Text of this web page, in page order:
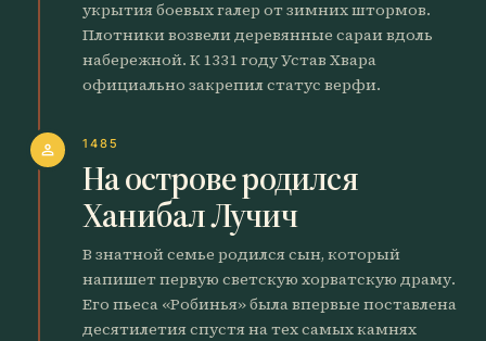
укрытия боевых галер от зимних штормов.
Плотники возвели деревянные сараи вдоль
набережной. К 1331 году Устав Хвара
официально закрепил статус верфи.
person 1485
На острове родился
Ханибал Лучич
В знатной семье родился сын, который
напишет первую светскую хорватскую драму.
Его пьеса «Робинья» была впервые поставлена
десятилетия спустя на тех самых камнях